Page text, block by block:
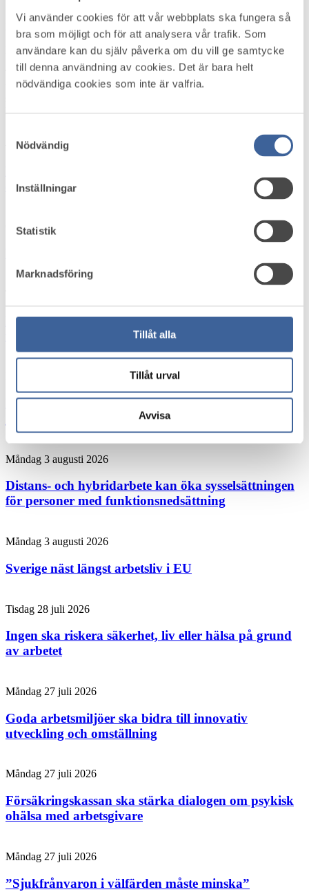
Vi använder cookies för att vår webbplats ska fungera så
bra som möjligt och för att analysera vår trafik. Som
användare kan du själv påverka om du vill ge samtycke
till denna användning av cookies. Det är bara helt
nödvändiga cookies som inte är valfria.
Nödvändig
Inställningar
Statistik
Marknadsföring
Tillåt alla
Tillåt urval
Avvisa
Källa: Vetenskap & Hälsa
Trots lagkrav går bara mellan 5 till 10 procent av arbetstagare som
utsätts för vibrationer på medicinska kontroller. Det visar en ny
Aktuellt i omvärlden
energi och riktning
Onsdag 5 augusti 2026
Hybridjobb förbättrar arbetsmiljön visar unik
Forskaren: Den här chefsvanan kan rädda liv på
Måndag 3 augusti 2026
Distans- och hybridarbete kan öka sysselsättningen
för personer med funktionsnedsättning
Måndag 3 augusti 2026
Sverige näst längst arbetsliv i EU
Tisdag 28 juli 2026
Ingen ska riskera säkerhet, liv eller hälsa på grund
av arbetet
Måndag 27 juli 2026
Goda arbetsmiljöer ska bidra till innovativ
utveckling och omställning
Måndag 27 juli 2026
Försäkringskassan ska stärka dialogen om psykisk
ohälsa med arbetsgivare
Måndag 27 juli 2026
”Sjukfrånvaron i välfärden måste minska”